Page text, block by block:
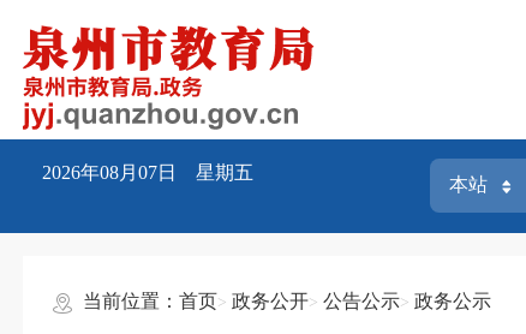
2026年08月07日 星期五
当前位置：首页 政务公开 公告公示 政务公示